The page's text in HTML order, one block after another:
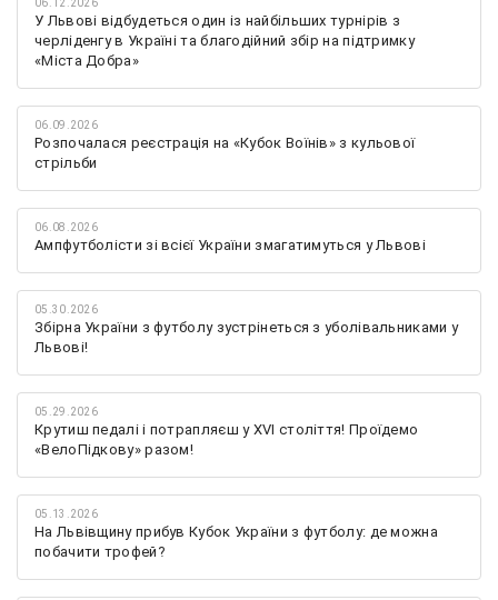
У Львові відбудеться один із найбільших турнірів з
черліденгу в Україні та благодійний збір на підтримку
«Міста Добра»
06.09.2026
Розпочалася реєстрація на «Кубок Воїнів» з кульової
стрільби
06.08.2026
Ампфутболісти зі всієї України змагатимуться у Львові
05.30.2026
Збірна України з футболу зустрінеться з уболівальниками у
Львові!
05.29.2026
Крутиш педалі і потрапляєш у XVI століття! Проїдемо
«ВелоПідкову» разом!
05.13.2026
На Львівщину прибув Кубок України з футболу: де можна
побачити трофей?